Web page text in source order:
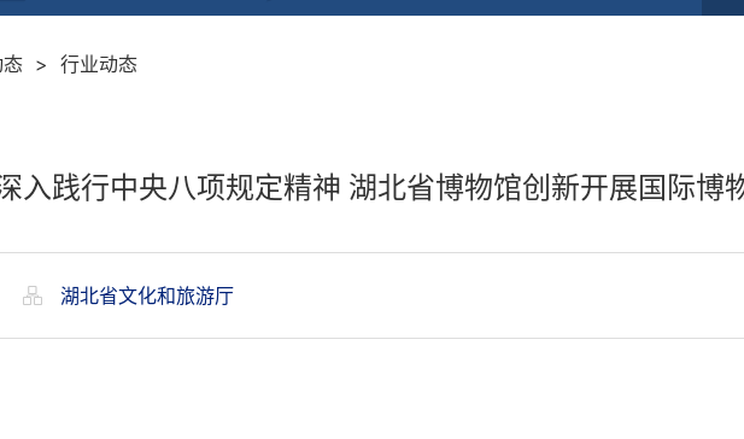
> 行业动态
入践行中央八项规定精神 湖北省博物馆创新开展国际博
湖北省文化和旅游厅